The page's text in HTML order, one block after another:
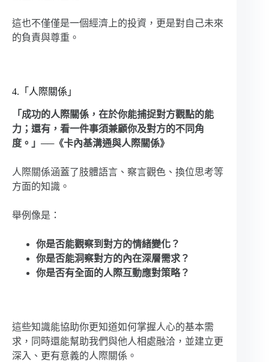
這也不僅僅是一個經濟上的投資，更是對自己未來
的負責與尊重。
4.「人際關係」
「成功的人際關係，在於你能捕捉對方觀點的能
力；還有，看一件事須兼顧你及對方的不同角
度。」──《卡內基溝通與人際關係》
人際關係涵蓋了肢體語言、察言觀色、換位思考等
方面的知識。
舉例像是：
你是否能觀察到對方的情緒變化？
你是否能洞察對方的內在深層需求？
你是否有全面的人際互動應對策略？
這些知識能協助你更知道如何掌握人心的基本需
求，同時還能幫助我們與他人相處融洽，並建立更
深入、更有意義的人際關係。